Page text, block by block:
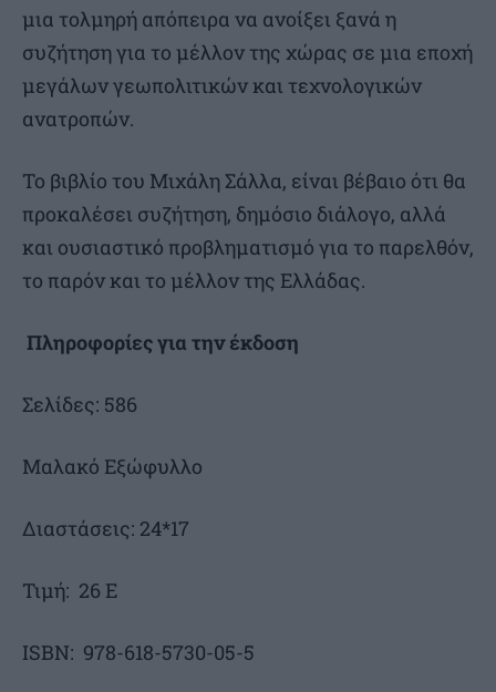
μια τολμηρή απόπειρα να ανοίξει ξανά η
συζήτηση για το μέλλον της χώρας σε μια εποχή
μεγάλων γεωπολιτικών και τεχνολογικών
ανατροπών.
Το βιβλίο του Μιχάλη Σάλλα, είναι βέβαιο ότι θα
προκαλέσει συζήτηση, δημόσιο διάλογο, αλλά
και ουσιαστικό προβληματισμό για το παρελθόν,
το παρόν και το μέλλον της Ελλάδας.
Πληροφορίες για την έκδοση
Σελίδες: 586
Μαλακό Εξώφυλλο
Διαστάσεις: 24*17
Τιμή: 26 Ε
ISBN: 978-618-5730-05-5